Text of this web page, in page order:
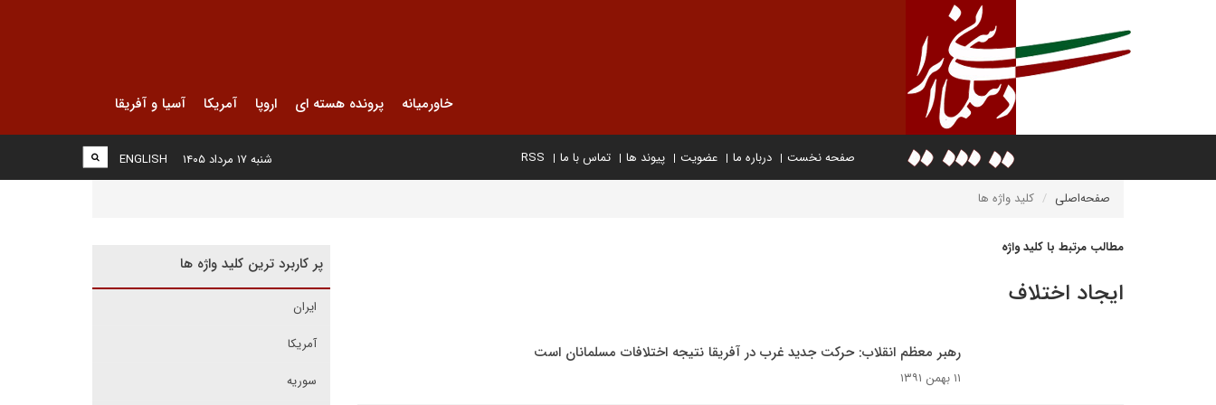
خاورمیانه پرونده هسته ای اروپا آمریکا آسیا و آفریقا
صفحه نخست درباره ما عضویت پیوند ها تماس با ما RSS
ENGLISH شنبه ۱۷ مرداد ۱۴۰۵
صفحه‌اصلی کلید واژه ها
مطالب مرتبط با کلید واژه
ایجاد اختلاف
رهبر معظم انقلاب: حرکت جدید غرب در آفریقا نتیجه اختلافات مسلمانان است
۱۱ بهمن ۱۳۹۱
پر کاربرد ترین کلید واژه ها
ایران
آمریکا
سوریه